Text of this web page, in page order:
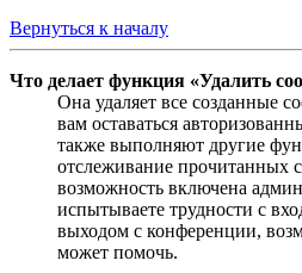
Вернуться к началу
Что делает функция «Удалить
Она удаляет все созданные
вам оставаться
также выполняют другие
отслеживание прочитанных
возможность включена
испытываете трудности с
выходом с конференции,
может помочь.